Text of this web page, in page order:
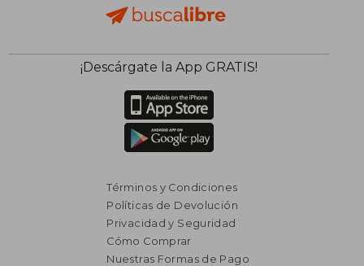
¡Descárgate la App GRATIS!
Términos y Condiciones
Políticas de Devolución
Privacidad y Seguridad
Cómo Comprar
Nuestras Formas de Pago